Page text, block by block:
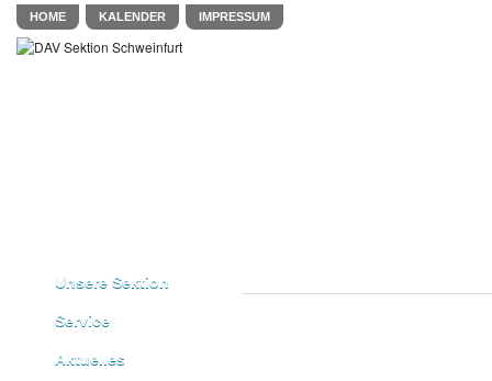
HOME KALENDER IMPRESSUM
Unsere Sektion
Service
Aktuelles